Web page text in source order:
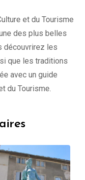
et du Tourisme
des plus belles
découvrirez les
que les traditions
avec un guide
du Tourisme.